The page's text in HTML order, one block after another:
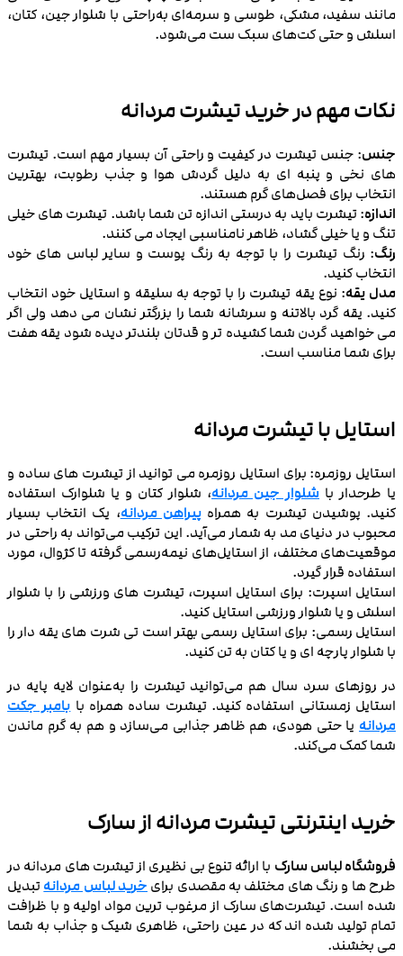
مانند سفید، مشکی، طوسی و سرمه‌ای به‌راحتی با شلوار جین، کتان،
اسلش و حتی کت‌های سبک ست می‌شود.
نکات مهم در خرید تیشرت مردانه
جنس: جنس تیشرت در کیفیت و راحتی آن بسیار مهم است. تیشرت
‌های نخی و پنبه ای به دلیل گردش هوا و جذب رطوبت، بهترین
انتخاب برای فصل‌های گرم هستند.
اندازه: تیشرت باید به درستی اندازه تن شما باشد. تیشرت‌ های خیلی
تنگ و یا خیلی گشاد، ظاهر نامناسبی ایجاد می ‌کنند.
رنگ: رنگ تیشرت را با توجه به رنگ پوست و سایر لباس ‌های خود
انتخاب کنید.
مدل یقه: نوع یقه تیشرت را با توجه به سلیقه و استایل خود انتخاب
کنید. یقه گرد بالاتنه و سرشانه شما را بزرگتر نشان می دهد ولی اگر
می خواهید گردن شما کشیده تر و قدتان بلندتر دیده شود یقه هفت
برای شما مناسب است.
استایل با تیشرت مردانه
استایل روزمره: برای استایل روزمره می ‌توانید از تیشرت ‌های ساده و
یا طرحدار با شلوار جین مردانه، شلوار کتان و یا شلوارک استفاده
کنید. پوشیدن تیشرت به همراهپیراهن مردانه، یک انتخاب بسیار
محبوب در دنیای مد به شمار می‌آید. این ترکیب می‌تواند به راحتی در
موقعیت‌های مختلف، از استایل‌های نیمه‌رسمی گرفته تا کژوال، مورد
استفاده قرار گیرد.
استایل اسپرت: برای استایل اسپرت، تیشرت‌ های ورزشی را با شلوار
اسلش و یا شلوار ورزشی استایل کنید.
استایل رسمی: برای استایل رسمی بهتر است تی شرت ‌های یقه ‌دار را
با شلوار پارچه‌ ای و یا کتان به تن کنید.
در روزهای سرد سال هم می‌توانید تیشرت را به‌عنوان لایه‌ پایه در
استایل زمستانی استفاده کنید. تیشرت ساده همراه با بامبر جکت
مردانه یا حتی هودی، هم ظاهر جذابی می‌سازد و هم به گرم ماندن
شما کمک می‌کند.
خرید اینترنتی تیشرت مردانه از سارک
فروشگاه لباس سارک با ارائه تنوع بی ‌نظیری از تیشرت ‌های مردانه در
طرح‌ ها و رنگ‌ های مختلف به مقصدی برای خرید لباس مردانهتبدیل
شده است. تیشرت‌های سارک از مرغوب ‌ترین مواد اولیه و با ظرافت
تمام تولید شده ‌اند که در عین راحتی، ظاهری شیک و جذاب به شما
می ‌بخشند.